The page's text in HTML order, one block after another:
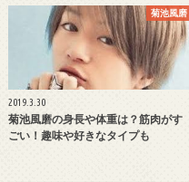
菊池風磨
2019.3.30
菊池風磨の身長や体重は？筋肉がす
ごい！趣味や好きなタイプも